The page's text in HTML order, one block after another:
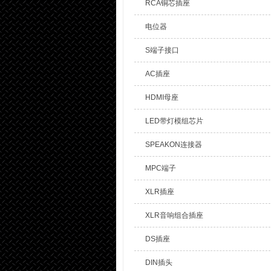
RCA铜芯插座
电位器
S端子接口
AC插座
HDMI母座
LED带灯模组芯片
SPEAKON连接器
MPC端子
XLR插座
XLR音响组合插座
DS插座
DIN插头